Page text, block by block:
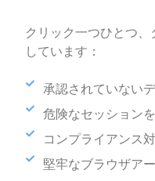
クリック一つひとつ
しています：
承認されていない
危険なセッション
コンプライアンス
堅牢なブラウザア